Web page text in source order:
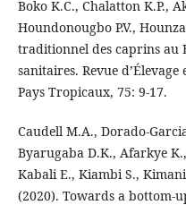
Boko K.C., Chalatton K.P.,
Houndonougbo P.V.,
traditionnel des caprins au
sanitaires. Revue
Pays Tropicaux, 75: 9-17.
Caudell M.A., Dorado-
Byarugaba D.K., Afarkye
Kabali E., Kiambi S.,
(2020). Towards a